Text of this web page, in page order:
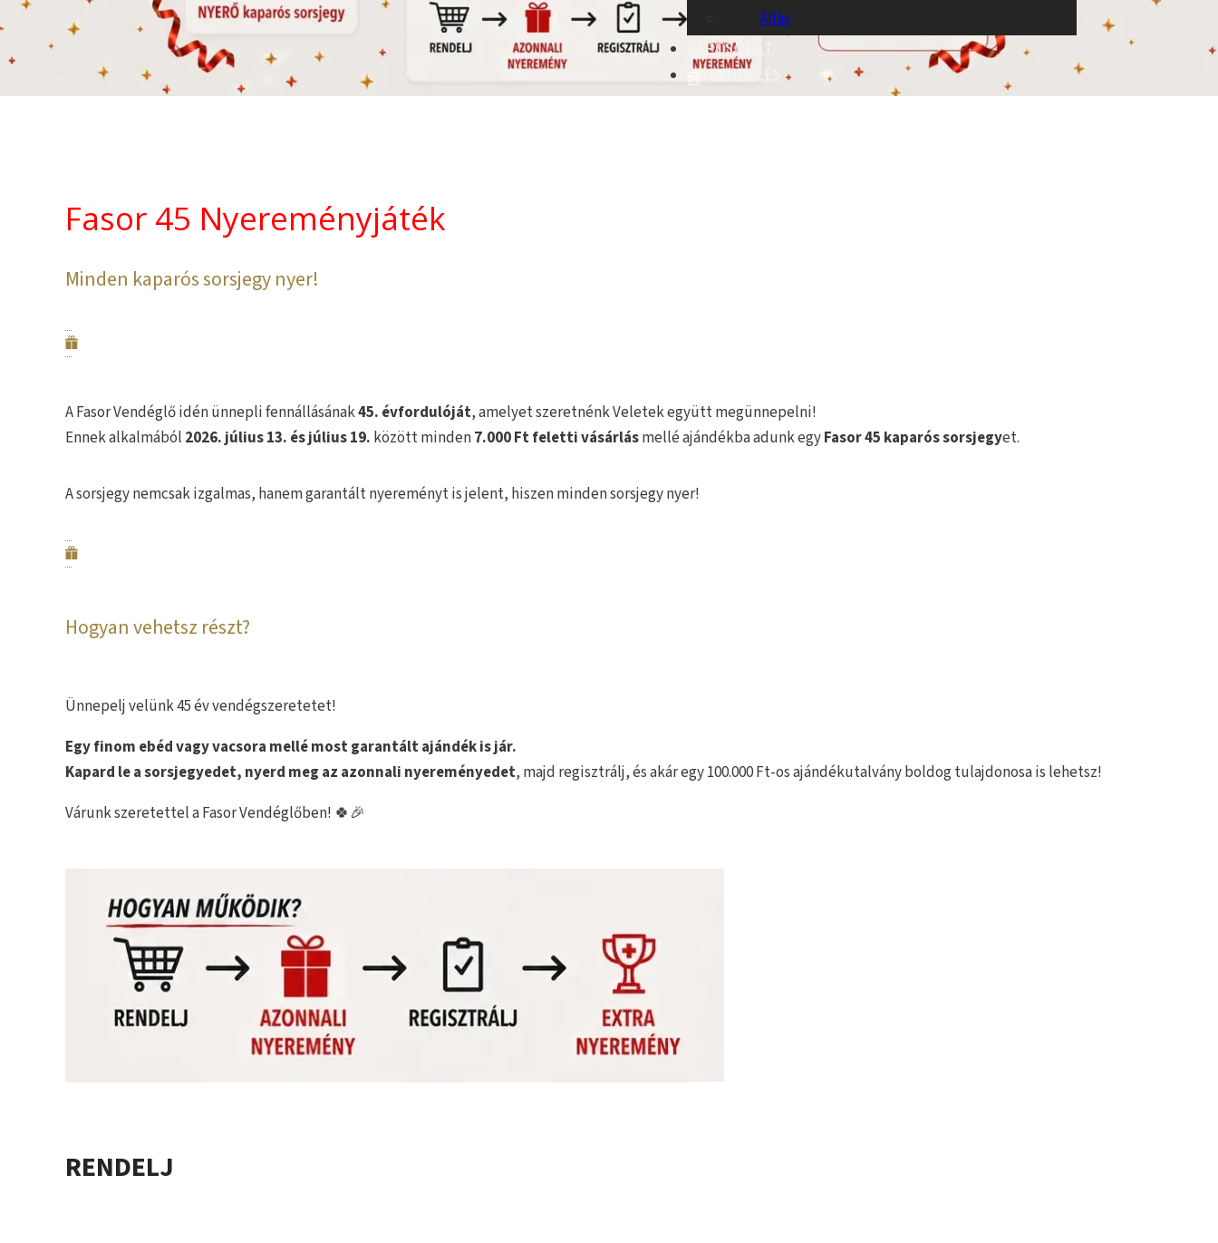
Állás
KAPCSOLAT
RENDELÉS
Fasor 45 Nyereményjáték
Minden kaparós sorsjegy nyer!
A Fasor Vendéglő idén ünnepli fennállásának45. évfordulóját, amelyet szeretnénk Veletek együtt megünnepelni!
Ennek alkalmából 2026. július 13. és július 19. között minden7.000 Ft feletti vásárlásmellé ajándékba adunk egyFasor 45 kaparós sorsjegyet.
A sorsjegy nemcsak izgalmas, hanem garantált nyereményt is jelent, hiszen minden sorsjegy nyer!
Hogyan vehetsz részt?
Ünnepelj velünk 45 év vendégszeretetet!
Egy finom ebéd vagy vacsora mellé most garantált ajándék is jár.
Kapard le a sorsjegyedet, nyerd meg az azonnali nyereményedet, majd regisztrálj, és akár egy 100.000 Ft-os ajándékutalvány boldog tulajdonosa is lehetsz!
Várunk szeretettel a Fasor Vendéglőben! 🍀🎉
RENDELJ